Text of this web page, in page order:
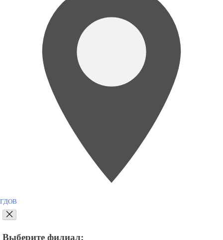
ГДОВ
Выберите филиал: